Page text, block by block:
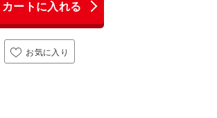
カートに入れる
お気に入り